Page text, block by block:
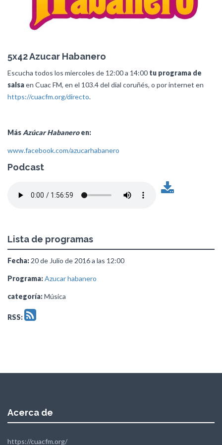
5x42 Azucar Habanero
Escucha todos los miercoles de 12:00 a 14:00 tu programa de
salsaen Cuac FM, en el 103.4 del dial coruñés, o por internet en
https://cuacfm.org/directo.
Más Azúcar Habaneroen:
www.facebook.com/azucarhabanero
Podcast
Lista de programas
Fecha: 20 de Julio de 2016 a las 12:00
Programa:Azucar habanero
categoría:Música
RSS:
Acerca de
https://cuacfm.org/